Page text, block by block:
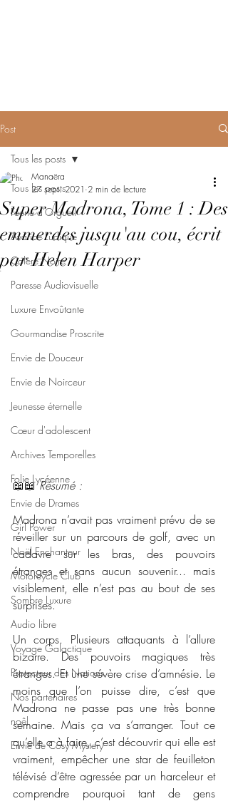
Post
Tous les posts
Féerie d'Orgueil
Avarice Ludique
Colère Noire
Paresse Audiovisuelle
Luxure Envoûtante
Gourmandise Proscrite
Envie de Douceur
Envie de Noirceur
Jeunesse éternelle
Cœur d'adolescent
Archives Temporelles
Folie Lycéenne
Envie de Drames
Girl Power
Noël Enchanteur
Motorcycle Club
Sombre Luxure
Audio libre
Voyage Galactique
Protecteur des Nations
Nos partenaires
noêl
Envie de Cosy Mystery
Tous les posts
Super Madrona, Tome 1 : Des
emmerdes jusqu'au cou, écrit
par Helen Harper
Manaëra
27 sept. 2021 2 min de lecture
📖📖 Résumé :
Madrona n’avait pas vraiment prévu de se
réveiller sur un parcours de golf, avec un
cadavre sur les bras, des pouvoirs
étranges et sans aucun souvenir... mais
visiblement, elle n’est pas au bout de ses
surprises.
Un corps. Plusieurs attaquants à l’allure
bizarre. Des pouvoirs magiques très
étranges. Et une sévère crise d’amnésie. Le
moins que l’on puisse dire, c’est que
Madrona ne passe pas une très bonne
semaine. Mais ça va s’arranger. Tout ce
qu’elle a à faire, c’est découvrir qui elle est
vraiment, empêcher une star de feuilleton
télévisé d’être agressée par un harceleur et
comprendre pourquoi tant de gens